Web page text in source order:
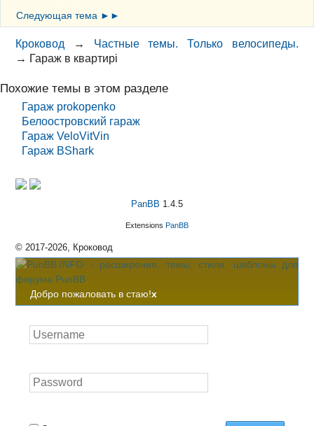
Следующая тема ►►
Кроковод → Частные темы. Только велосипеды.
→ Гараж в квартирі
Похожие темы в этом разделе
Гараж prokopenko
Белоостровский гараж
Гараж VeloVitVin
Гараж BShark
PanBB 1.4.5
Extensions PanBB
© 2017-2026, Кроковод
Добро пожаловать в стаю!x